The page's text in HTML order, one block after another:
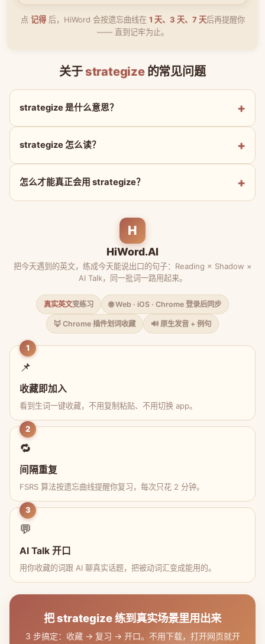
点 记得后，HiWord 会按遗忘曲线在 1 天、3 天、7 天后再提醒你
—— 直到记牢为止。
关于 strategize的常见问题
strategize 是什么意思？
strategize 怎么读？
怎么才能真正会用 strategize？
H
HiWord.AI
把今天遇到的英文，练成今天能说出口的句子：Reading × Shadow ×
AI Talk，同一批词一路用起来。
真实英文变练习 🌐 Web · iOS · Chrome 登录后同步
🦊 Chrome 插件划词收藏 🔊 原生发音 + 例句
1
📌
收藏即加入
看到生词一键收藏，不用复制粘贴、不用切换 app。
2
🔁
间隔重复
FSRS 算法按遗忘曲线提醒你复习，每次只花 2 分钟。
3
💬
AI Talk 开口
用你收藏的词跟 AI 聊真实话题，把被动词汇变成能用的。
把 strategize 练到真实场景里用出来
3 步搞定：收藏 → 复习 → 开口。不用下载，打开网页就开